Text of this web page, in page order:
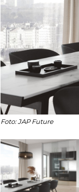
Foto: JAP Future